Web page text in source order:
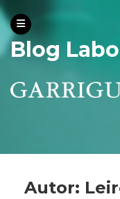
Blog
Autor: